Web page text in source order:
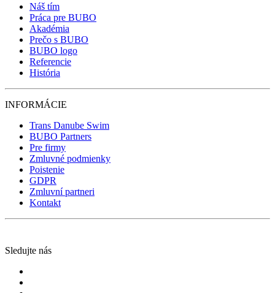
Náš tím
Práca pre BUBO
Akadémia
Prečo s BUBO
BUBO logo
Referencie
História
INFORMÁCIE
Trans Danube Swim
BUBO Partners
Pre firmy
Zmluvné podmienky
Poistenie
GDPR
Zmluvní partneri
Kontakt
Sledujte nás